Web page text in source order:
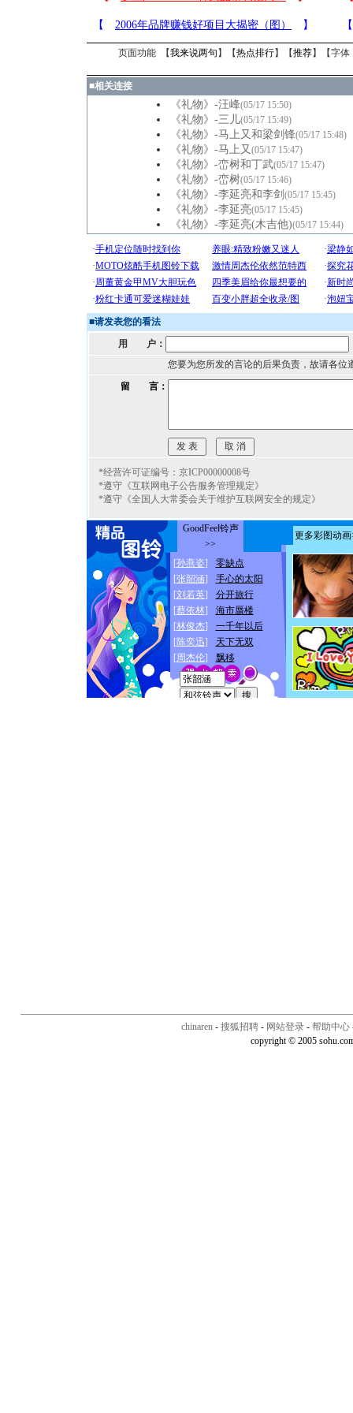
页面功能 【我来说两句 】【热点排行】【推荐】【字体
■相关连接
《礼物》-汪峰(05/17 15:50)
《礼物》-三儿(05/17 15:49)
《礼物》-马上又和梁剑锋(05/17 15:48)
《礼物》-马上又 (05/17 15:47)
《礼物》-峦树和丁武(05/17 15:47)
《礼物》-峦树(05/17 15:46)
《礼物》-李延亮和李剑 (05/17 15:45)
《礼物》-李延亮(05/17 15:45)
《礼物》-李延亮(木吉他)(05/17 15:44)
■请发表您的看法
用 户：
您要为您所发的言论的后果负责，故请各位
留 言：
*经营许可证编号：京ICP00000008号
*遵守《互联网电子公告服务管理规定》
*遵守《全国人大常委会关于维护互联网安全的规定》
chinaren - 搜狐招聘 - 网站登录 - 帮助中心
copyright © 2005